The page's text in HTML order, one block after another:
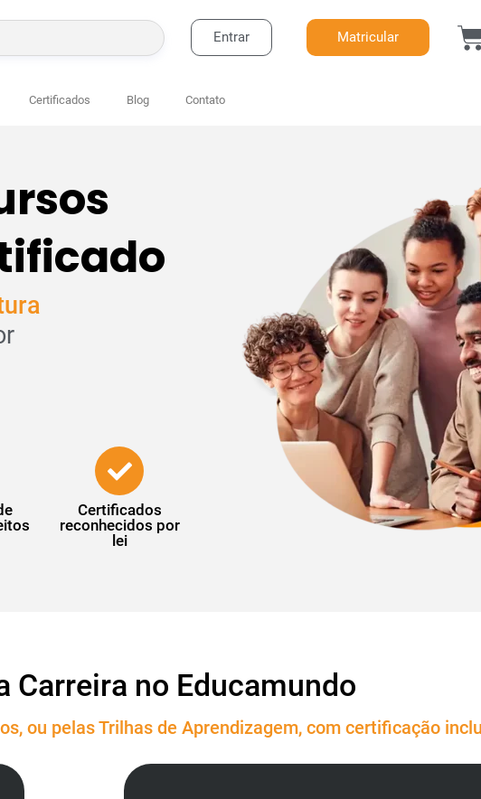
BUSCAR Entrar Matricular
Certificados Blog Contato
Certificados
reconhecidos por
lei
Carreira no Educamundo
ou pelas Trilhas de Aprendizagem, com certificação